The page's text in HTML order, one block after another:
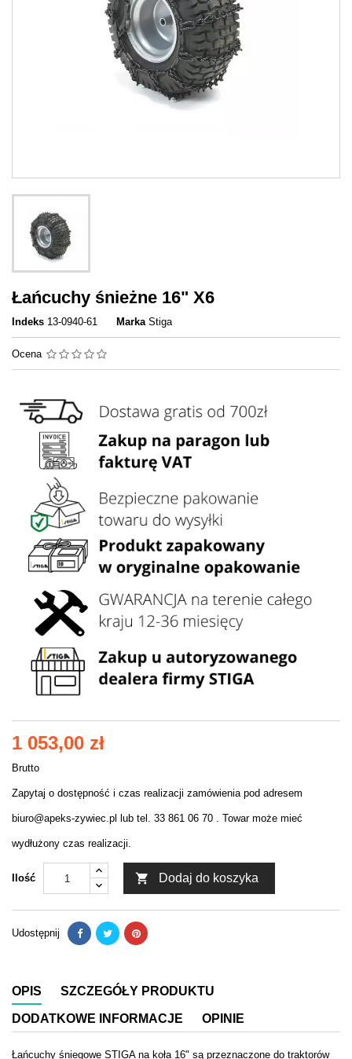
Łańcuchy śnieżne 16" X6
Indeks 13-0940-61 Marka Stiga
Ocena
1 053,00 zł
Brutto
Zapytaj o dostępność i czas realizacji zamówienia pod adresem
biuro@apeks-zywiec.pl lub tel. 33 861 06 70 . Towar może mieć
wydłużony czas realizacji.
Ilość  Dodaj do koszyka
Udostępnij
OPIS SZCZEGÓŁY PRODUKTU
DODATKOWE INFORMACJE OPINIE
Łańcuchy śniegowe STIGA na koła 16" są przeznaczone do traktorów